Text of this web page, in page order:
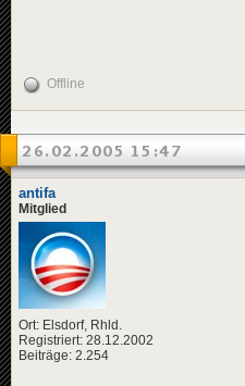
Offline
26.02.2005 15:47
antifa
Mitglied
Ort: Elsdorf, Rhld.
Registriert: 28.12.2002
Beiträge: 2.254